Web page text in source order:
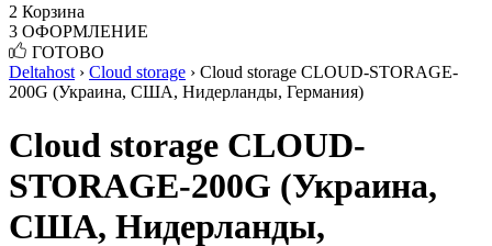
2 Корзина
3 ОФОРМЛЕНИЕ
ГОТОВО
Deltahost › Cloud storage › Cloud storage CLOUD-STORAGE-
200G (Украина, США, Нидерланды, Германия)
Cloud storage CLOUD-
STORAGE-200G (Украина,
США, Нидерланды,